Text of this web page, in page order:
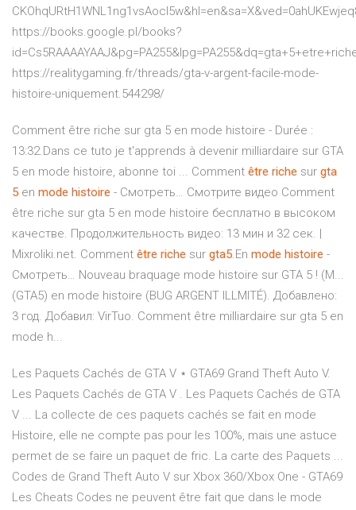
https://books.google.pl/books?
https://realitygaming.fr/threads/gta-v-argent-facile-mode-
histoire-uniquement.544298/
Comment être riche sur gta 5 en mode histoire - Durée :
13:32.Dans ce tuto je t'apprends à devenir milliardaire sur GTA
5 en mode histoire, abonne toi ... Comment être riche sur gta
5 en mode histoire - Смотреть… Смотрите видео Comment
être riche sur gta 5 en mode histoire бесплатно в высоком
качестве. Продолжительность видео: 13 мин и 32 сек. |
Mixroliki.net. Comment être riche sur gta5.En mode histoire -
Смотреть… Nouveau braquage mode histoire sur GTA 5 ! (M...
(GTA5) en mode histoire (BUG ARGENT ILLMITÉ). Добавлено:
3 год. Добавил: VirTuo. Comment être milliardaire sur gta 5 en
mode h...
Les Paquets Cachés de GTA V ⋆ GTA69 Grand Theft Auto V.
Les Paquets Cachés de GTA V . Les Paquets Cachés de GTA
V ... La collecte de ces paquets cachés se fait en mode
Histoire, elle ne compte pas pour les 100%, mais une astuce
permet de se faire un paquet de fric. La carte des Paquets ...
Codes de Grand Theft Auto V sur Xbox 360/Xbox One - GTA69
Les Cheats Codes ne peuvent être fait que dans le mode